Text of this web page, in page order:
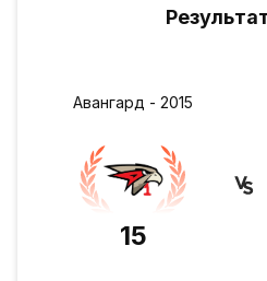
Авангард - 2015
15